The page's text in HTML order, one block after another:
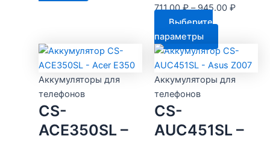
711.00₽–945.00 ₽
Выберите
параметры
товар
имеет
несколько
можно
выбрать
Аккумуляторы для
телефонов
CS-
ACE350SL –
Аккумуляторы для
телефонов
CS-
AUC451SL –